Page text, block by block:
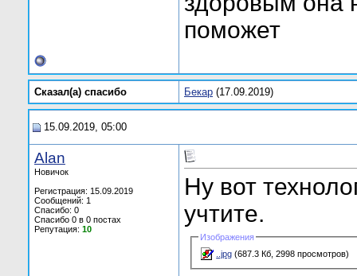
поможет
Сказал(а) cпасибо Бекар (17.09.2019)
15.09.2019, 05:00
Alan
Новичок
Регистрация: 15.09.2019
Сообщений: 1
Спасибо: 0
Спасибо 0 в 0 постах
Репутация: 10
Ну вот
учтите.
Изображения
..jpg (687.3 Кб, 2998 просмотров)